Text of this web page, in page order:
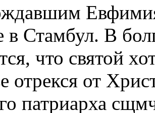
в Стамбул. В
что святой
отрекся от
патриарха